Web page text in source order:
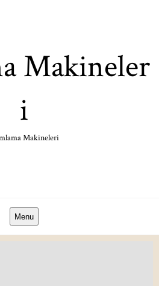
Makineler
i
Makineleri
Menu